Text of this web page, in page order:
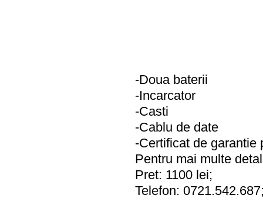
-Doua baterii
-Incarcator
-Casti
-Cablu de date
-Certificat de garantie
Pentru mai multe
Pret: 1100 lei;
Telefon: